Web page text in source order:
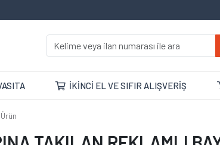
İKİNCİ EL VE SIFIR ALIŞVERİŞ